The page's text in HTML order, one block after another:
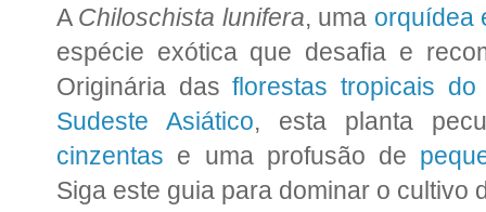
A Chiloschista lunifera, uma orquídea
espécie exótica que desafia e
Originária dasflorestas tropicais
Sudeste Asiático, esta planta
cinzentas e uma profusão de
Siga este guia para dominar o cultivo